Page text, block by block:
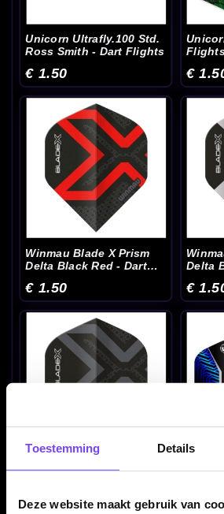
Toestemming Details
Deze website maakt gebruik van
Unicorn Ultrafly.100 Std.
Ross Smith - Dart Flights
€ 1.50 €
Winmau Blade X Prism
Delta Black Red - Dart
€ 1.50
Delta
€
Winmau Blade X Prism
€ 1.50 €